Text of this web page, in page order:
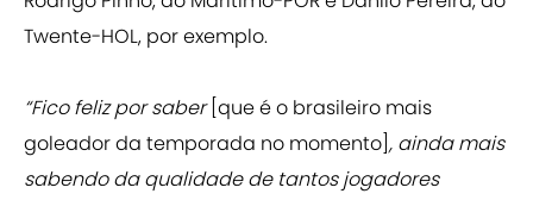
Twente-HOL, por exemplo.
“Fico feliz por saber[que é o brasileiro mais
goleador da temporada no momento] , ainda mais
sabendo da qualidade de tantos jogadores